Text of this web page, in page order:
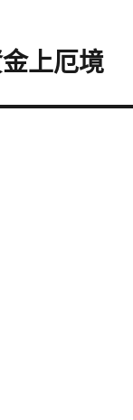
上厄境